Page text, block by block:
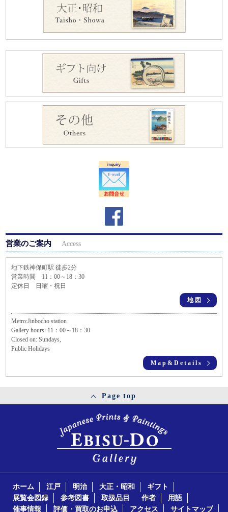
営業のご案内 Access
地下鉄神保町駅 徒歩2分
営業時間 11：00～18：30
定休日 日曜・祝日
地図
Metro:Jinbocho station
Gallery hours: 11：00～18：30
Closed on: Sundays,
Public Holidays
Map&Details
Page top
ホーム 江戸 明治 大正・昭和
ギフト
展覧会図録
参考図書 取扱品目 作者
用語
催事情報
評価・買取のお申込 アクセス サイトマップ